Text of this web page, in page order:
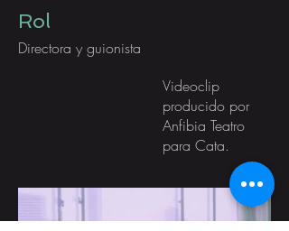
Rol
Directora y guionista
Videoclip
producido por
Anfibia Teatro
para Cata.